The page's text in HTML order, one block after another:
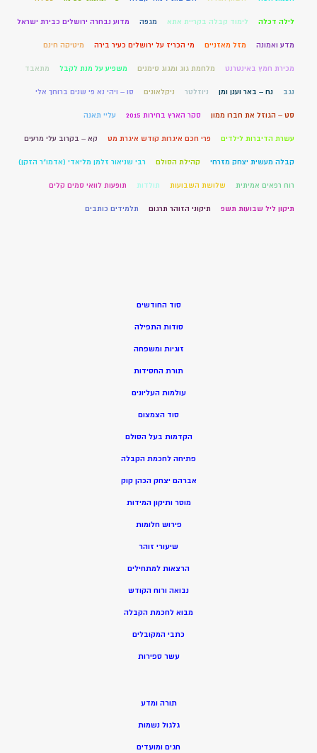
לילה דכלה לימוד קבלה בקריית אתא מגפה מדוע נבחרה ירושלים כבירת ישראל
מדע ואמונה מזל מאזניים מי הכריז על ירושלים כעיר בירה מיטיקה חינם
מכירת חמץ באינטרנט מלחמת גוג ומגוג סימנים משפיע על מנת לקבל מתאבד
נגב נח – באר וענן ומן ניוזלטר ניקלאונים סו – ויהי נא פי שנים ברוחך אלי
סט – הגוזל את חברו ממון סקר הארץ בחירות 2015 עליי תאנה
עשרת הדיברות לילדים פרי חכם איגרות קודש איגרת מט קא – בקרוב עלי מרעים
קבלה מעשית יצחק מזרחי קהילת הסולם רבי שניאור זלמן מליאדי (אדמו"ר הזקן)
רוח רפאים אמיתית שלושת השבועות תולדות תופעות לוואי סמים קלים
תיקון ליל שבועות תשפ תיקוני הזוהר תרגום תלמידים כותבים
סוד החודשים
סודות התפילה
זוגיות ומשפחה
תורת החסידות
עולמות העליונים
סוד הצמצום
הקדמות בעל הסולם
פתיחה לחכמת הקבלה
אברהם יצחק הכהן קוק
מוסר ותיקון המידות
פירוש חלומות
שיעורי זוהר
הרצאות למתחילים
נבואה ורוח הקודש
מבוא לחכמת הקבלה
כתבי המקובלים
עשר ספירות
תורה ומדע
גלגול נשמות
חגים ומועדים